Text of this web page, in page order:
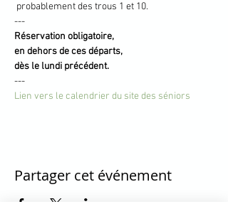
probablement des trous 1 et 10.
---
Réservation obligatoire,
en dehors de ces départs,
dès le lundi précédent.
---
Lien vers le calendrier du site des séniors
Partager cet événement